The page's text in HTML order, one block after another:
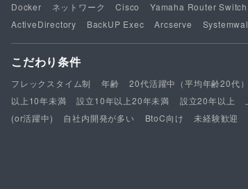
Docker
ネットワーク Cisco Yamaha Router Switch
ActiveDirectory
BackUP Exec Arcserve
こだわり条件
フレックスタイム制 年齢 20代活躍中（平均年齢20代）
以上10年未満
設立10年以上20年未満 設立20年以上
(or活躍中)
自社内開発が多い BtoC向け 未経験歓迎